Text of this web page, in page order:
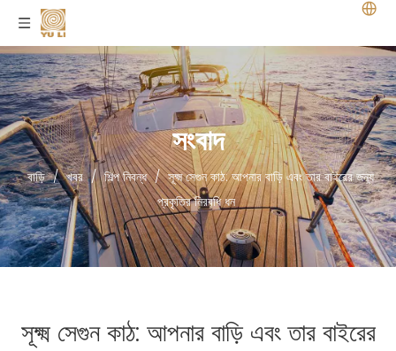
সংবাদ
বাড়ি / খবর / শিল্প নিবন্ধ / সূক্ষ্ম সেগুন কাঠ: আপনার বাড়ি এবং তার বাইরের জন্য
প্রকৃতির নিরবধি ধন
সূক্ষ্ম সেগুন কাঠ: আপনার বাড়ি এবং তার বাইরের